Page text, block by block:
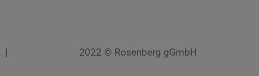
2022 © Rosenberg gGmbH